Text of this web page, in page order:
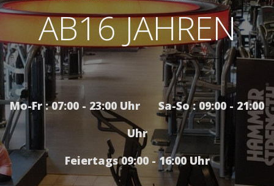
AB16 JAHREN
Mo-Fr : 07:00 - 23:00 Uhr Sa-So : 09:00 - 21:00
Uhr
Feiertags 09:00 - 16:00 Uhr